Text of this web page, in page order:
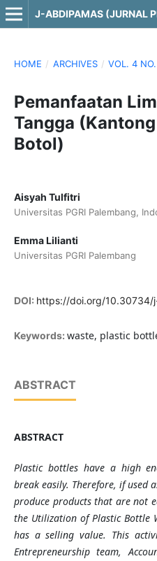
HOME / ARCHIVES / VOL. 4
Pemanfaatan
Tangga
Botol)
Aisyah Tulfitri
Universitas PGRI Palembang,
Emma Lilianti
Universitas PGRI Palembang
DOI: https://doi.org/10.30734/
Keywords: waste, plastic
ABSTRACT
ABSTRACT
Plastic bottles have a high
break easily. Therefore, if used
produce products that are not
the Utilization of Plastic Bottle
has a selling value. This
Entrepreneurship team,